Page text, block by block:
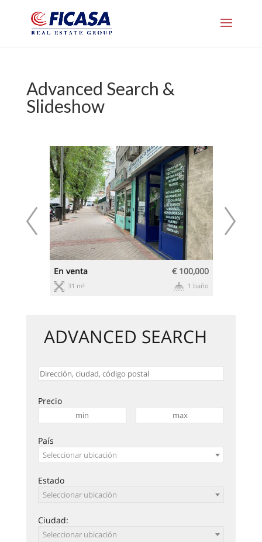
Advanced Search &
Slideshow
En venta € 100,000
31 m² 1 baño
ADVANCED SEARCH
Precio
País
Seleccionar ubicación
Estado
Seleccionar ubicación
Ciudad:
Seleccionar ubicación